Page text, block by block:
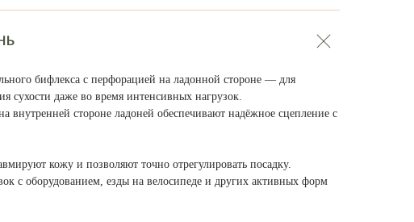
бифлекса с перфорацией на ладонной стороне — для
сухости даже во время интенсивных нагрузок.
внутренней стороне ладоней обеспечивают надёжное сцепление с
кожу и позволяют точно отрегулировать посадку.
с оборудованием, езды на велосипеде и других активных форм